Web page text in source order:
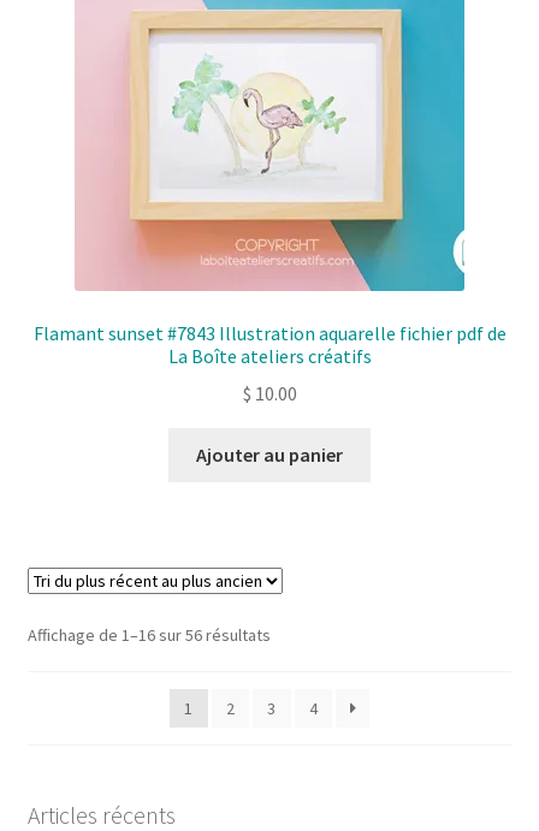
Flamant sunset #7843 Illustration aquarelle fichier pdf de
La Boîte ateliers créatifs
$ 10.00
Ajouter au panier
Affichage de 1–16 sur 56 résultatsSorted
1
2 3 4
Articles récents